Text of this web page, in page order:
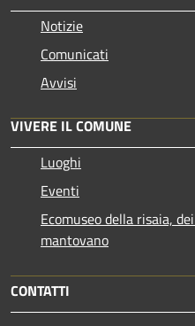
Notizie
Comunicati
Avvisi
VIVERE IL COMUNE
Luoghi
Eventi
Ecomuseo della risaia,
mantovano
CONTATTI